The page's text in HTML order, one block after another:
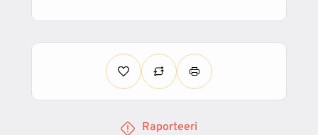
Raporteeri